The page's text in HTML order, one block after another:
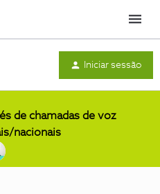
Menu
Iniciar sessão
de chamadas de voz
nacionais